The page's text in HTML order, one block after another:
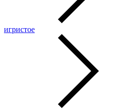
игристое